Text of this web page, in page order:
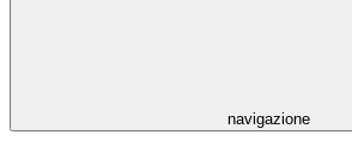
navigazione